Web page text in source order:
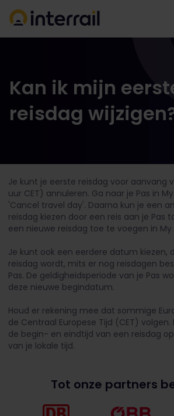
Kan ik mijn
reisdag
Je kunt je eerste reisdag voor aanvang
uur CET) annuleren. Ga naar je Pas in
'Cancel travel day'. Daarna kun je een
reisdag kiezen door een reis aan je Pas
een nieuwe reisdag toe te voegen in My
Je kunt ook een eerdere datum kiezen,
reisdag wordt, mits er nog reisdagen
Pas. De geldigheidsperiode van je Pas
deze nieuwe begindatum.
Houd er rekening mee dat sommige
de Centraal Europese Tijd (CET)
de begin- en eindtijd van een reisdag
van je lokale tijd.
Tot onze partners